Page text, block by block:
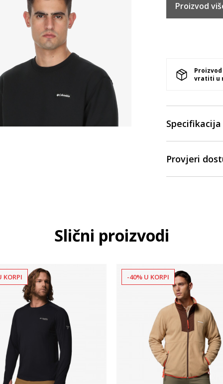
Proizvod
vratiti u
Specifikacija
Provjeri
Slični proizvodi
KORPI -40% U KORPI